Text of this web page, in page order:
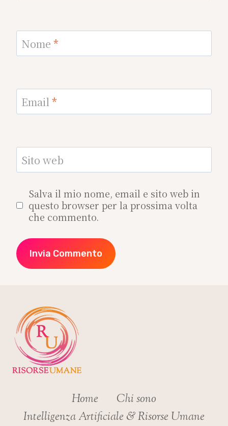
Nome *
Email*
Sito web
Salva il mio nome, email e sito web in
questo browser per la prossima volta
che commento.
Home
Chi sono
Intelligenza Artificiale & Risorse Umane